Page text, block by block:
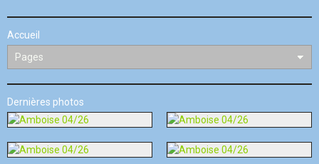
Accueil
Dernières photos